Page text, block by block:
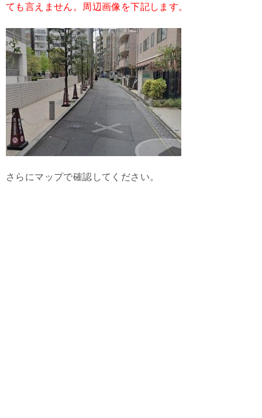
ても言えません。周辺画像を下記します。
さらにマップで確認してください。